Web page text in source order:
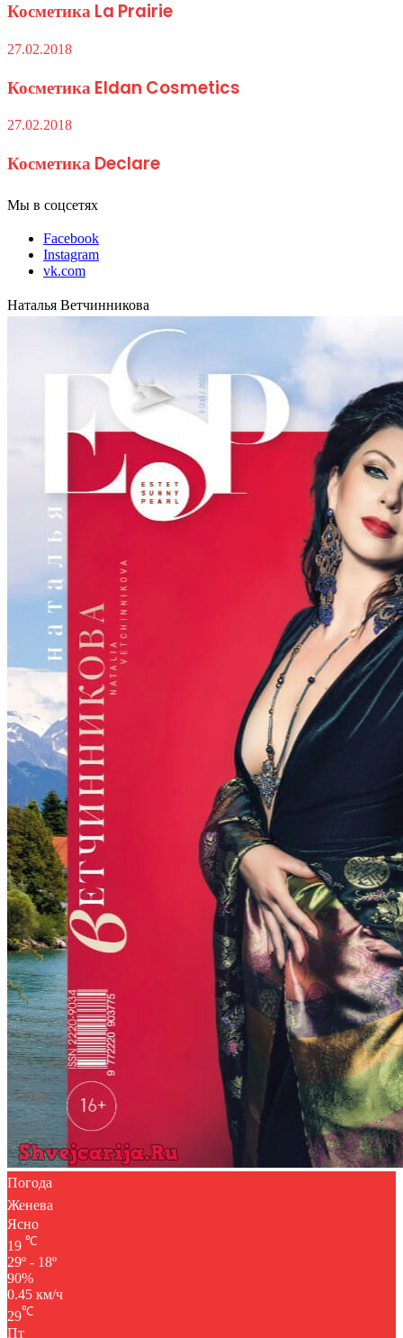
Косметика La Prairie
27.02.2018
Косметика Eldan Cosmetics
27.02.2018
Косметика Declare
Мы в соцсетях
Facebook
Instagram
vk.com
Наталья Ветчинникова
Погода
Женева
Ясно
19 ℃
29º - 18º
90%
0.45 км/ч
29℃
Пт